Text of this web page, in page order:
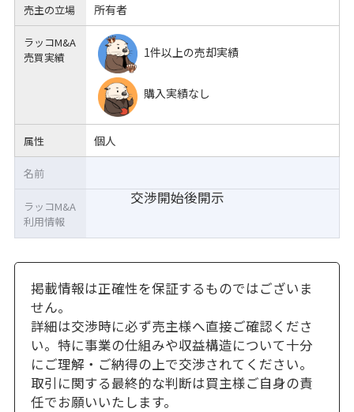
売主の立場 所有者
ラッコM&A
売買実績
1件以上の売却実績
購入実績なし
属性 個人
交渉開始後開示
名前
ラッコM&A
利用情報
掲載情報は正確性を保証するものではございま
せん。
詳細は交渉時に必ず売主様へ直接ご確認くださ
い。特に事業の仕組みや収益構造について十分
にご理解・ご納得の上で交渉されてください。
取引に関する最終的な判断は買主様ご自身の責
任でお願いいたします。